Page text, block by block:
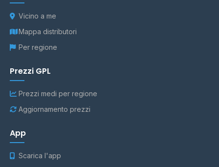
Vicino a me
Mappa distributori
Per regione
Prezzi GPL
Prezzi medi per regione
Aggiornamento prezzi
App
Scarica l'app